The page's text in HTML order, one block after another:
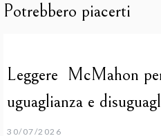
Potrebbero piacerti
Leggere McMahon
uguaglianza e
30/07/2026